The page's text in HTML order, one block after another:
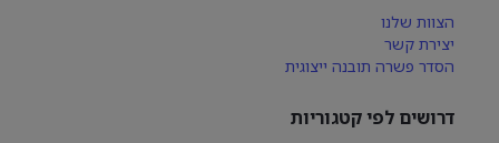
הצוות שלנו
יצירת קשר
הסדר פשרה תובנה ייצוגית
דרושים לפי קטגוריות